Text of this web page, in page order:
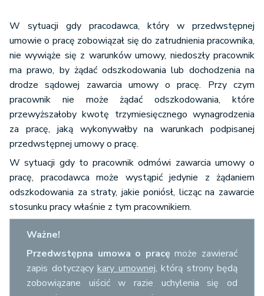
W sytuacji gdy pracodawca, który w przedwstępnej
umowie o pracę zobowiązał się do zatrudnienia pracownika,
nie wywiąże się z warunków umowy, niedoszły pracownik
ma prawo, by żądać odszkodowania lub dochodzenia na
drodze sądowej zawarcia umowy o pracę. Przy czym
pracownik nie może żądać odszkodowania, które
przewyższałoby kwotę trzymiesięcznego wynagrodzenia
za pracę, jaką wykonywałby na warunkach podpisanej
przedwstępnej umowy o pracę.
W sytuacji gdy to pracownik odmówi zawarcia umowy o
pracę, pracodawca może wystąpić jedynie z żądaniem
odszkodowania za straty, jakie poniósł, licząc na zawarcie
stosunku pracy właśnie z tym pracownikiem.
Ważne!
Przedwstępna umowa o pracę może zawierać
zapis dotyczący kary umownej, którą strony będą
zobowiązane uiścić w razie uchylenia się od